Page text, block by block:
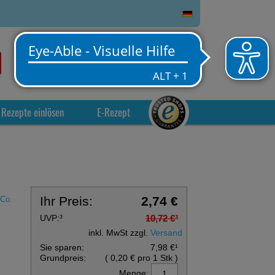
0
Warenkorb
Rezepte einlösen E-Rezept
Ihr Preis: 2,74 €
UVP:³ 10,72 €³
inkl. MwSt zzgl.Versand
Sie sparen:
7,98 €¹
Grundpreis:
( 0,20 € pro 1 Stk)
Menge: